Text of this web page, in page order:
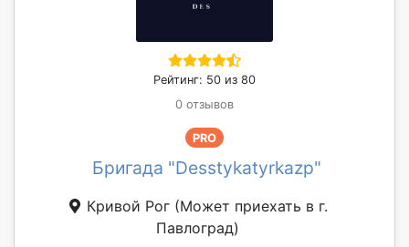
Рейтинг: 50 из 80
0 отзывов
PRO
Бригада "Desstykatyrkazp"
Кривой Рог (Может приехать в г.
Павлоград)